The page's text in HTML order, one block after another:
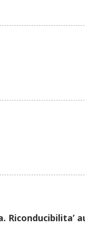
Riconducibilita’